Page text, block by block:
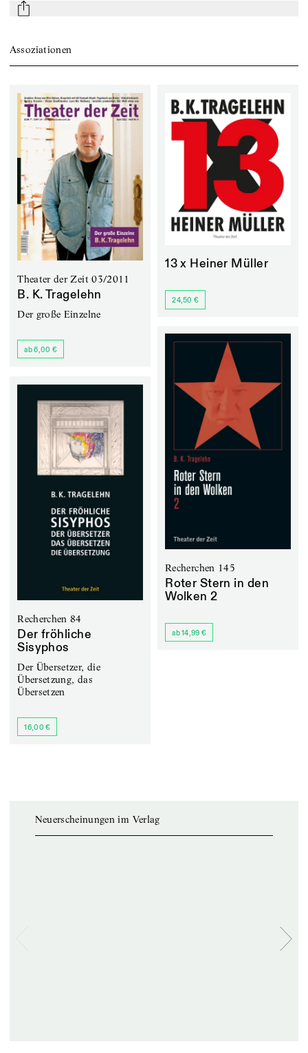
mail
Assoziationen
Theater der Zeit 03/2011
B. K. Tragelehn
Der große Einzelne
ab 6,00 €
13 x Heiner Müller
24,50 €
Recherchen 145
Roter Stern in den
Wolken 2
ab 14,99 €
Recherchen 84
Der fröhliche
Sisyphos
Der Übersetzer, die
Übersetzung, das
Übersetzen
16,00 €
Neuerscheinungen im Verlag